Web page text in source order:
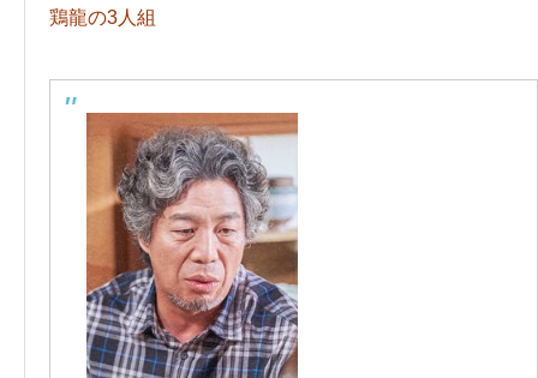
鶏龍の3人組